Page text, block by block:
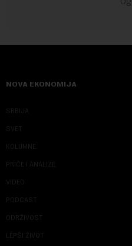
NOVA EKONOMIJA
SRBIJA
SVET
KOLUMNE
PRIČE I ANALIZE
VIDEO
PODCAST
ODRŽIVOST
LEPŠI ŽIVOT